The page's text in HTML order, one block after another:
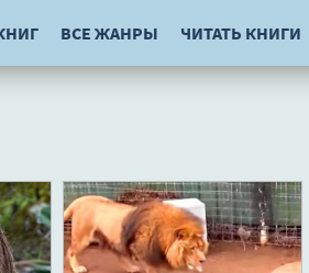
ВСЕ ЖАНРЫ ЧИТАТЬ КНИГИ